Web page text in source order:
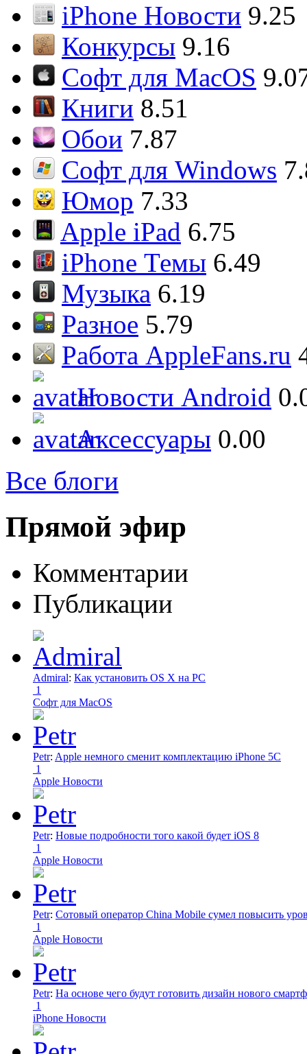
iPhone Новости 9.25
Конкурсы 9.16
Софт для MacOS
Книги 8.51
Обои 7.87
Софт для Windows
Юмор 7.33
Apple iPad 6.75
iPhone Темы 6.49
Музыка 6.19
Разное 5.79
Работа AppleFans.ru
Новости Android
Аксессуары 0.00
Все блоги
Прямой эфир
Комментарии
Публикации
Admiral: Как установить OS X на PC
1
Софт для MacOS
Petr: Apple немного сменит комплектацию iPhone 5C
1
Apple Новости
Petr: Новые подробности того какой будет iOS 8
1
Apple Новости
Petr: Сотовый оператор China Mobile сумел повысить
1
Apple Новости
Petr: На основе чего будут готовить дизайн нового
1
iPhone Новости